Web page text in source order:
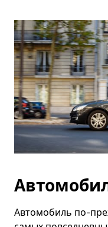
Автомобиль по-